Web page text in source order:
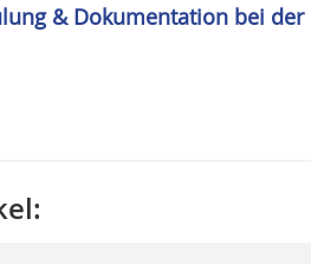
& Dokumentation bei der